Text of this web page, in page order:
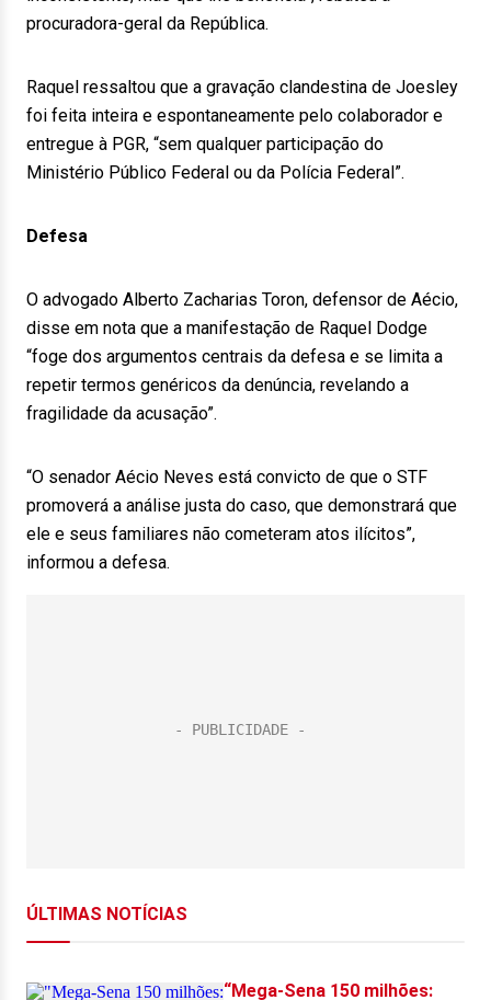
procuradora-geral da República.
Raquel ressaltou que a gravação clandestina de Joesley
foi feita inteira e espontaneamente pelo colaborador e
entregue à PGR, “sem qualquer participação do
Ministério Público Federal ou da Polícia Federal”.
Defesa
O advogado Alberto Zacharias Toron, defensor de Aécio,
disse em nota que a manifestação de Raquel Dodge
“foge dos argumentos centrais da defesa e se limita a
repetir termos genéricos da denúncia, revelando a
fragilidade da acusação”.
“O senador Aécio Neves está convicto de que o STF
promoverá a análise justa do caso, que demonstrará que
ele e seus familiares não cometeram atos ilícitos”,
informou a defesa.